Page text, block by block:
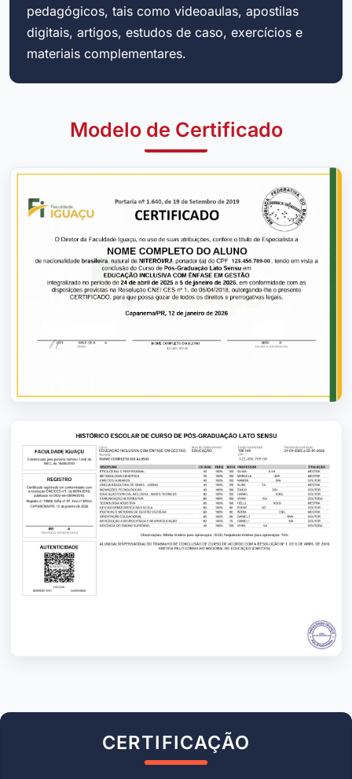
pedagógicos, tais como videoaulas, apostilas
digitais, artigos, estudos de caso, exercícios e
materiais complementares.
Modelo de Certificado
CERTIFICAÇÃO